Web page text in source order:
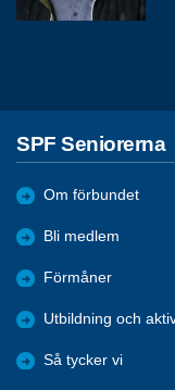
SPF Seniorerna
Om förbundet
Bli medlem
Förmåner
Utbildning och
Så tycker vi